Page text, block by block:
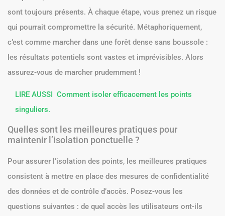
sont toujours présents. À chaque étape, vous prenez un risque
qui pourrait compromettre la sécurité. Métaphoriquement,
c’est comme marcher dans une forêt dense sans boussole :
les résultats potentiels sont vastes et imprévisibles. Alors
assurez-vous de marcher prudemment !
LIRE AUSSI Comment isoler efficacement les points
singuliers.
Quelles sont les meilleures pratiques pour
maintenir l’isolation ponctuelle ?
Pour assurer l’isolation des points, les meilleures pratiques
consistent à mettre en place des mesures de confidentialité
des données et de contrôle d’accès. Posez-vous les
questions suivantes : de quel accès les utilisateurs ont-ils